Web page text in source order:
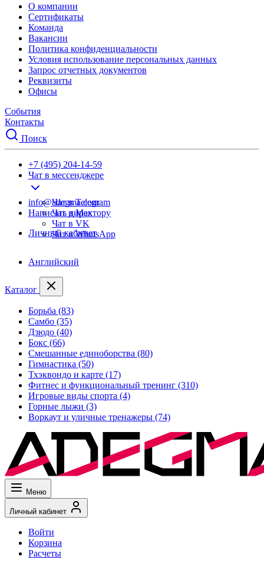
О компании
Сертификаты
Команда
Вакансии
Политика конфиденциальности
Условия использование персональных данных
Запрос отчетных документов
Реквизиты
Офисы
События
Контакты
Поиск
+7 (495) 204-14-59
Чат в мессенджере
Чат в Telegram
Чат в Max
Чат в VK
Чат в WhatsApp
info@adegma.com
Написать директору
Личный кабинет
Английский
Каталог
Борьба (83)
Самбо (35)
Дзюдо (40)
Бокс (66)
Смешанные единоборства (80)
Гимнастика (50)
Тхэквондо и карте (17)
Фитнес и функциональный тренинг (310)
Игровые виды спорта (4)
Горные лыжи (3)
Воркаут и уличные тренажеры (74)
Меню
Личный кабинет
Войти
Корзина
Расчеты